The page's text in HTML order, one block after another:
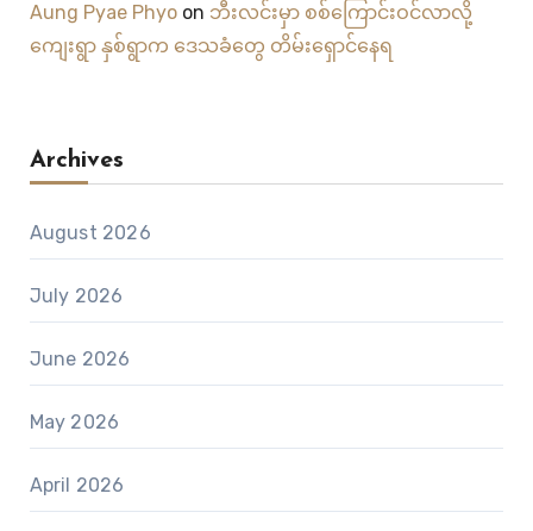
Aung Pyae Phyoon ဘီးလင်းမှာ စစ်ကြောင်းဝင်လာလို့
ကျေးရွာ နှစ်ရွာက ဒေသခံတွေ တိမ်းရှောင်နေရ
Archives
August 2026
July 2026
June 2026
May 2026
April 2026